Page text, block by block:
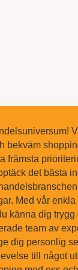
bekväm
främsta
det bästa
Med vår
känna dig
team av
dig personlig
till något